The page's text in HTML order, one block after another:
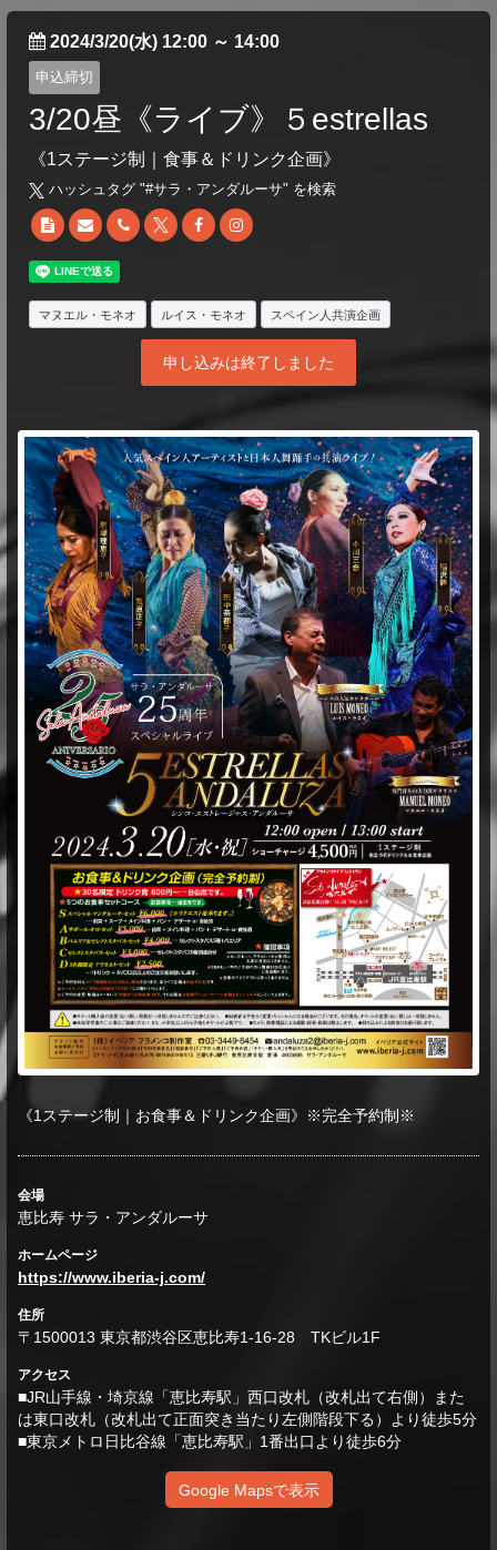
2024/3/20(水) 12:00 ～ 14:00
申込締切
3/20昼《ライブ》５estrellas
《1ステージ制｜食事＆ドリンク企画》
ハッシュタグ "#サラ・アンダルーサ" を検索
マヌエル・モネオ ルイス・モネオ スペイン人共演企画
申し込みは終了しました
《1ステージ制｜お食事＆ドリンク企画》※完全予約制※
会場
恵比寿 サラ・アンダルーサ
ホームページ
https://www.iberia-j.com/
住所
〒1500013 東京都渋谷区恵比寿1-16-28 TKビル1F
アクセス
■JR山手線・埼京線「恵比寿駅」西口改札（改札出て右側）また
は東口改札（改札出て正面突き当たり左側階段下る）より徒歩5分
■東京メトロ日比谷線「恵比寿駅」1番出口より徒歩6分
Google Mapsで表示